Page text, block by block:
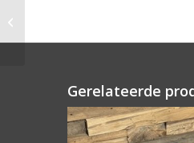
Gerelateerde